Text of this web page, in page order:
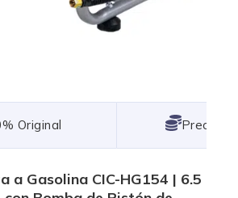
Original Lowest
a Gasolina CIC-HG154 | 6.5